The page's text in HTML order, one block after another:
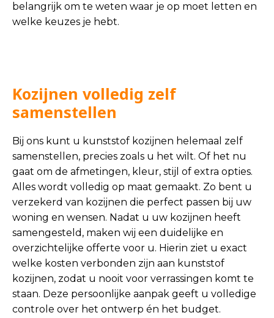
belangrijk om te weten waar je op moet letten en
welke keuzes je hebt.
Kozijnen volledig zelf
samenstellen
Bij ons kunt u kunststof kozijnen helemaal zelf
samenstellen, precies zoals u het wilt. Of het nu
gaat om de afmetingen, kleur, stijl of extra opties.
Alles wordt volledig op maat gemaakt. Zo bent u
verzekerd van kozijnen die perfect passen bij uw
woning en wensen. Nadat u uw kozijnen heeft
samengesteld, maken wij een duidelijke en
overzichtelijke offerte voor u. Hierin ziet u exact
welke kosten verbonden zijn aan kunststof
kozijnen, zodat u nooit voor verrassingen komt te
staan. Deze persoonlijke aanpak geeft u volledige
controle over het ontwerp én het budget.